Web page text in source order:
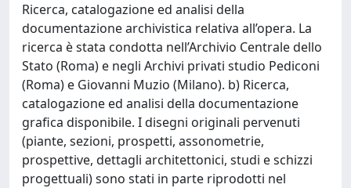
Ricerca, catalogazione ed analisi della
documentazione archivistica relativa all’opera. La
ricerca è stata condotta nell’Archivio Centrale dello
Stato (Roma) e negli Archivi privati studio Pediconi
(Roma) e Giovanni Muzio (Milano). b) Ricerca,
catalogazione ed analisi della documentazione
grafica disponibile. I disegni originali pervenuti
(piante, sezioni, prospetti, assonometrie,
prospettive, dettagli architettonici, studi e schizzi
progettuali) sono stati in parte riprodotti nel